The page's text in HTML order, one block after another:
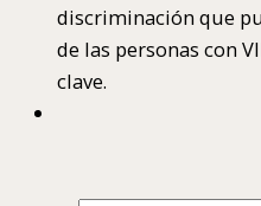
discriminación que
de las personas con
clave.